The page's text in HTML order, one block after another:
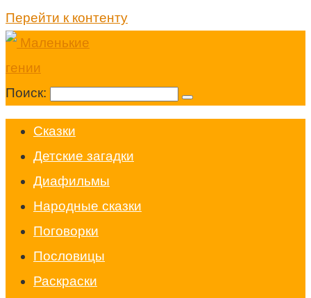
Перейти к контенту
Поиск:
Cказки
Детские загадки
Диафильмы
Народные сказки
Поговорки
Пословицы
Раскраски